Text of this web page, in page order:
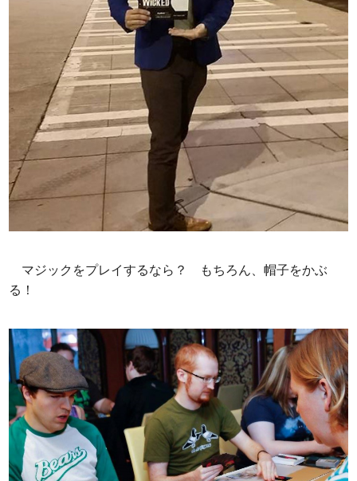
マジックをプレイするなら？ もちろん、帽子をかぶ
る！